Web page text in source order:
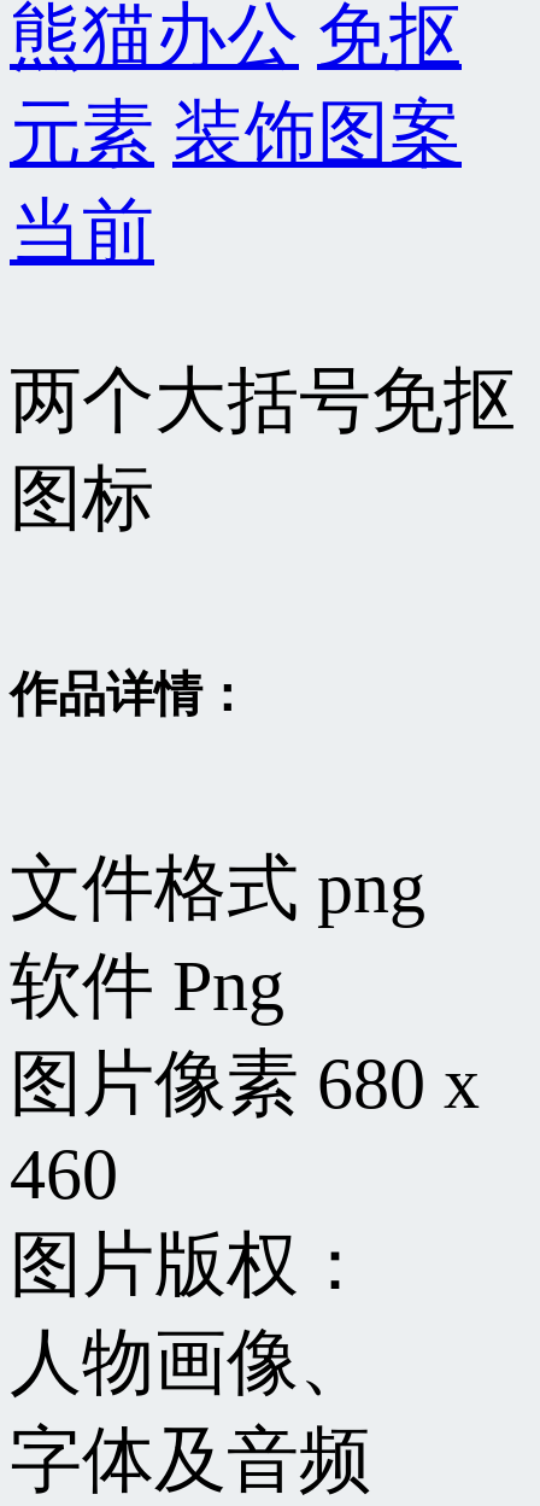
熊猫办公 免抠
元素 装饰图案
当前
两个大括号免抠
图标
作品详情：
文件格式 png
软件 Png
图片像素 680 x
460
图片版权：
人物画像、
字体及音频